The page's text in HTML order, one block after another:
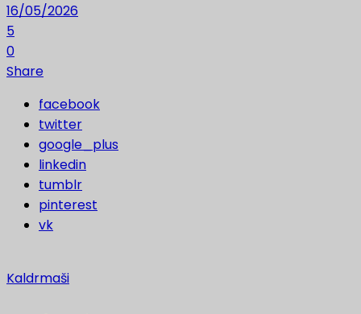
16/05/2026
5
0
Share
facebook
twitter
google_plus
linkedin
tumblr
pinterest
vk
Kaldrmaši